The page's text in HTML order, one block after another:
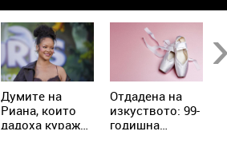
Думите на
Риана, които
дадоха кураж
Отдадена на
изкуството: 99-
годишна